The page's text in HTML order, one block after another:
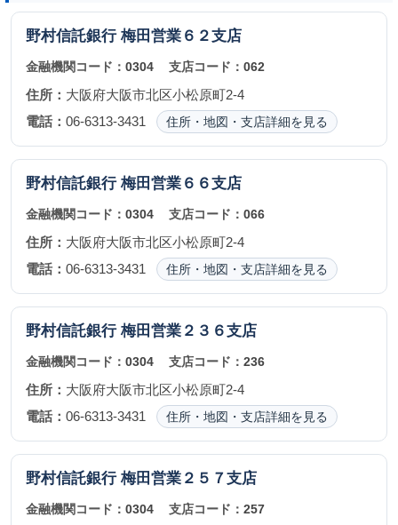
野村信託銀行 梅田営業６２支店
金融機関コード： 0304 支店コード：062
住所： 大阪府大阪市北区小松原町2-4
電話： 06-6313-3431 住所・地図・支店詳細を見る
野村信託銀行 梅田営業６６支店
金融機関コード： 0304 支店コード：066
住所： 大阪府大阪市北区小松原町2-4
電話： 06-6313-3431 住所・地図・支店詳細を見る
野村信託銀行 梅田営業２３６支店
金融機関コード： 0304 支店コード：236
住所： 大阪府大阪市北区小松原町2-4
電話： 06-6313-3431 住所・地図・支店詳細を見る
野村信託銀行 梅田営業２５７支店
金融機関コード： 0304 支店コード：257